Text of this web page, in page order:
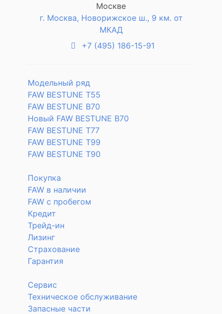
Москве
г. Москва, Новорижское ш., 9 км. от
МКАД
+7 (495) 186-15-91
Модельный ряд
FAW BESTUNE T55
FAW BESTUNE B70
Новый FAW BESTUNE B70
FAW BESTUNE T77
FAW BESTUNE T99
FAW BESTUNE T90
Покупка
FAW в наличии
FAW с пробегом
Кредит
Трейд-ин
Лизинг
Страхование
Гарантия
Сервис
Техническое обслуживание
Запасные части